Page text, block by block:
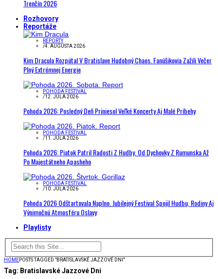
Trenčín 2026
Rozhovory
Reportáže
REPORTY
/4. AUGUSTA 2026
Kim Dracula Rozpútal V Bratislave Hudobný Chaos. Fanúšikovia Zažili Večer
Plný Extrémnej Energie
POHODA FESTIVAL
/12. JÚLA 2026
Pohoda 2026: Posledný Deň Priniesol Veľké Koncerty Aj Malé Príbehy
POHODA FESTIVAL
/11. JÚLA 2026
Pohoda 2026: Piatok Patril Radosti Z Hudby. Od Dychovky Z Rumunska Až
Po Majestátneho Apasheho
POHODA FESTIVAL
/10. JÚLA 2026
Pohoda 2026 Odštartovala Naplno. Jubilejný Festival Spojil Hudbu, Rodiny Aj
Výnimočnú Atmosféru Oslavy
Playlisty
HOMEPOSTS TAGGED "BRATISLAVSKÉ JAZZOVÉ DNI"
Tag: Bratislavské Jazzové Dni